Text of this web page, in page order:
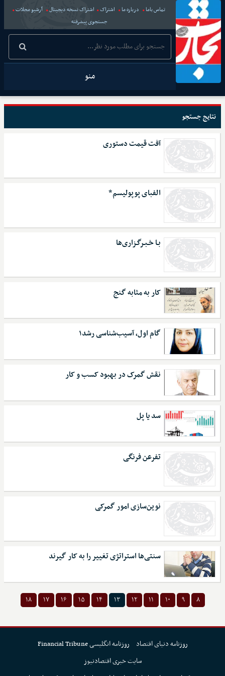
تماس باما درباره ما اشتراک اشتراک نسخه دیجیتال
آرشیو مجلات
جستجوی پیشرفته
منو
نتایج جستجو
آفت قیمت دستوری
الفبای پوپولیسم*
بـا خـبـرگـزاری‌ها
کار به مثابه گنج
گام اول، آسیب‌شناسی رشد۱
نقش گمرک در بهبود کسب و کار
سد یا پل
تفرعن فرنگی
نوین‌سازی امور گمرکی
سنتی‌ها استراتژی تغییر را به کار گیرند
۸ ۹ ۱۰ ۱۱ ۱۲ ۱۳ ۱۴ ۱۵ ۱۶ ۱۷ ۱۸
روزنامه دنیای اقتصاد
روزنامه انگلیسی Financial Tribune
سایت خبری اقتصادنیوز